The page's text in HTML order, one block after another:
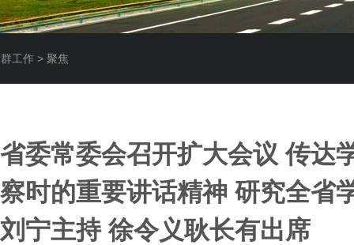
工作 > 聚焦
省委常委会召开扩大会议 传达
察时的重要讲话精神 研究全省
刘宁主持 徐令义耿长有出席